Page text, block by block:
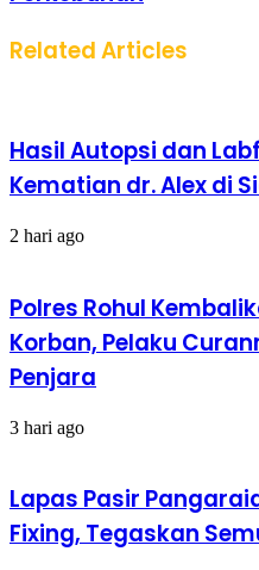
Related Articles
Hasil Autopsi dan
Kematian dr. Alex di
2 hari ago
Polres Rohul
Korban, Pelaku
Penjara
3 hari ago
Lapas Pasir
Fixing, Tegaskan